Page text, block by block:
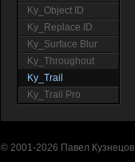
Ky_Object ID
Ky_Replace ID
Ky_Surface Blur
Ky_Throughout
Ky_Trail
Ky_Trail Pro
© 2001-2026 Павел Кузнецов